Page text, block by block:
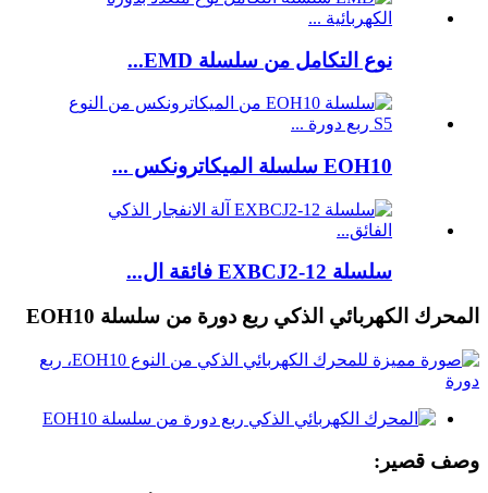
نوع التكامل من سلسلة EMD...
EOH10 سلسلة الميكاترونكس ...
سلسلة EXBCJ2-12 فائقة ال...
المحرك الكهربائي الذكي ربع دورة من سلسلة EOH10
وصف قصير: